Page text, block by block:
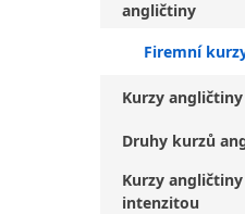
angličtiny
Kurzy
Druhy kurzů
Kurzy
intenzitou